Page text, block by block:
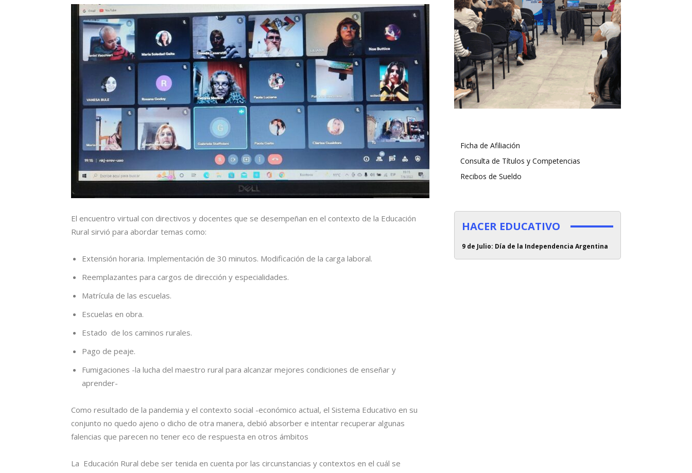
El encuentro virtual con directivos y docentes que se desempeñan en el contexto de la Educación
Rural sirvió para abordar temas como:
Extensión horaria. Implementación de 30 minutos. Modificación de la carga laboral.
Reemplazantes para cargos de dirección y especialidades.
Matrícula de las escuelas.
Escuelas en obra.
Estado de los caminos rurales.
Pago de peaje.
Fumigaciones -la lucha del maestro rural para alcanzar mejores condiciones de enseñar y
aprender-
Como resultado de la pandemia y el contexto social -económico actual, el Sistema Educativo en su
conjunto no quedo ajeno o dicho de otra manera, debió absorber e intentar recuperar algunas
falencias que parecen no tener eco de respuesta en otros ámbitos
La Educación Rural debe ser tenida en cuenta por las circunstancias y contextos en el cuál se
Ficha de Afiliación
Consulta de Títulos y Competencias
Recibos de Sueldo
HACER EDUCATIVO
9 de Julio: Día de la Independencia Argentina